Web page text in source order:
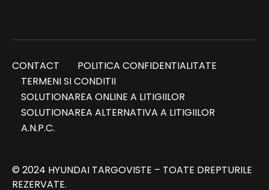
CONTACT
POLITICA CONFIDENTIALITATE
TERMENI SI CONDITII
SOLUTIONAREA ONLINE A LITIGIILOR
SOLUTIONAREA ALTERNATIVA A LITIGIILOR
A.N.P.C.
© 2024 HYUNDAI TARGOVISTE – TOATE DREPTURILE
REZERVATE.